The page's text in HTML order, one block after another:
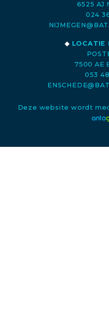
6525 AJ
024
◆ LOCATIE
7500 AE
053
Deze website wordt